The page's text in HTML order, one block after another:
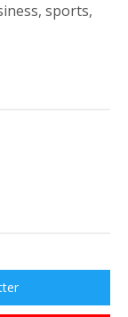
sports,